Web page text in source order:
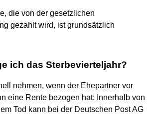
die von der gesetzlichen
gezahlt wird, ist grundsätzlich
ich das Sterbevierteljahr?
nehmen, wenn der Ehepartner vor
eine Rente bezogen hat: Innerhalb von
Tod kann bei der Deutschen Post AG